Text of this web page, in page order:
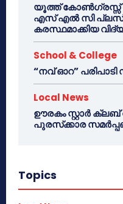
യൂത്ത് കോൺഗ്രസ്സ്
എസ് എൽ സി പ്ലസ് ടു
കരസ്ഥമാക്കിയ
School & College
“നവ് ഓറ” പരിപാടി
Local News
ഊരകം സ്റ്റാർ
പുരസ്‌ക്കാര
Topics